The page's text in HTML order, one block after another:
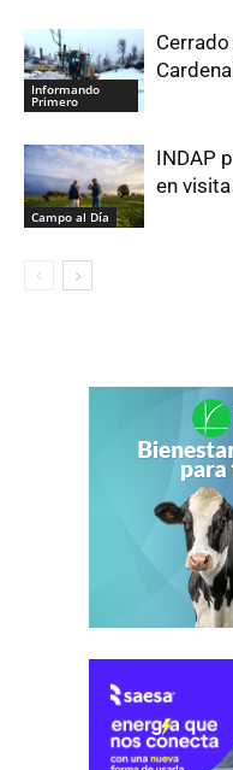
Informando
Primero
Campo al Día
INDAP
en